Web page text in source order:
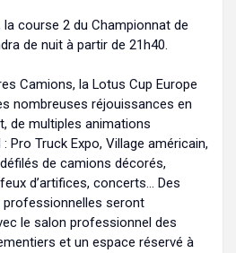
course 2 du Championnat de
de nuit à partir de 21h40.
Camions, la Lotus Cup Europe
nombreuses réjouissances en
de multiples animations
Pro Truck Expo, Village américain,
de camions décorés,
d’artifices, concerts… Des
professionnelles seront
le salon professionnel des
et un espace réservé à